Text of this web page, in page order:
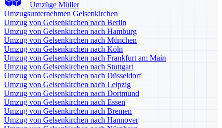
Umzüge Müller
Umzugsunternehmen Gelsenkirchen
Umzug von Gelsenkirchen nach Berlin
Umzug von Gelsenkirchen nach Hamburg
Umzug von Gelsenkirchen nach München
Umzug von Gelsenkirchen nach Köln
Umzug von Gelsenkirchen nach Frankfurt am Main
Umzug von Gelsenkirchen nach Stuttgart
Umzug von Gelsenkirchen nach Düsseldorf
Umzug von Gelsenkirchen nach Leipzig
Umzug von Gelsenkirchen nach Dortmund
Umzug von Gelsenkirchen nach Essen
Umzug von Gelsenkirchen nach Bremen
Umzug von Gelsenkirchen nach Hannover